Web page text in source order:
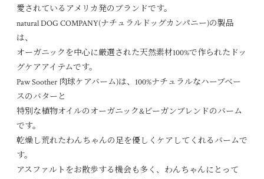
愛されているアメリカ発のブランドです。
natural DOG COMPANY(ナチュラルドッグカンパニー)の製品
は、
オーガニックを中心に厳選された天然素材100%で作られたドッ
グケアアイテムです。
Paw Soother 肉球ケアバーム)は、100%ナチュラルなハーブベー
スのバターと
特別な植物オイルのオーガニック&ビーガンブレンドのバーム
です。
乾燥し荒れたわんちゃんの足を優しくケアしてくれるバームで
す。
アスファルトをお散歩する機会も多く、わんちゃんにとって